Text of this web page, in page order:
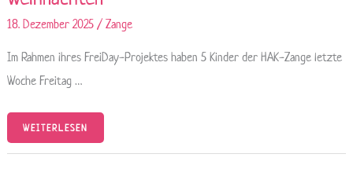
18. Dezember 2025/Zange
Im Rahmen ihres FreiDay-Projektes haben 5 Kinder der HAK-Zange letzte
Woche Freitag …
WEITERLESEN